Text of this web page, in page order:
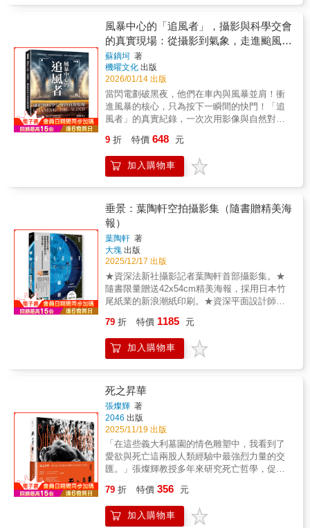
動線規劃◆大眾交通安排與轉乘重點◆拍攝計
熱鬧的都市街角——圍繞富士山的65處絕景攝
點◆東側．山梨縣 河口湖、山中湖、西湖、
精進湖、本栖湖、富士吉田市◆西側．靜岡
縣 朝霧高原、田貫湖、富士宮市、富士市、
靜岡市、伊豆半島◆90+公里之外．特殊望遠視
角 機上視角、鎌倉、江之島、箱根、東京都
內、千葉縣與房總半島每一處攝點皆搭配實拍
經驗，說明適合季節、時間、焦段與拍攝重
候與光影，捕捉獨一無二的絕景瞬間。富士山
限定・經典攝影主題攻略◆專屬富士山的經典
攝影題材 （逆富士・紅富士・赤富士・雲海富
士・銀河富士・笠雲富士）◆四季富士的拍攝
踏入攝影世界的新手，或是追求構圖、光影與
主題表現的進階攝影人，熱愛捕捉旅途美景的
你，都能在這本書，找到屬於自己的拍攝風格
與旅程靈感。
夏神經》，則是藝術家細倉真弓作為一位當代
影像創作者的提問。「電子神經交織遍佈的影
像資料。那份輕盈與沉重。不捏造價值。薄
紙。夏天的完結。」
風暴中心的「追風者」，攝影與科學交會
的真實現場：從攝影到氣象，走進颱風與
龍捲風核心，捕捉自然最驚心動魄的力量
蘇鏑坷 著
機曜文化 出版
2026/01/14 出版
當閃電劃破黑夜，他們在車內與風暴並肩！衝
進風暴的核心，只為按下一瞬間的快門！「追
風者」的真實紀錄，一次次用影像與自然對話
宴，帶你站上風暴中心【追風的起點：攝影與
天空的相遇】本書開篇回顧作者蘇鏑坷從攝影
啟蒙到走入氣象世界的經歷。最初只是單純對
種與世界交流的方式。某次看到國際新聞攝影
比賽中關於颱風的作品，以及電影《龍捲風》
的震撼畫面，讓他開始思考能否親身走進風暴
的核心，以鏡頭捕捉大自然最狂烈的瞬間。這
份熱情成為蘇鏑坷追風旅程的起點，也開啟了
書中一段段驚心動魄的故事。【風暴現場：壯
麗與危險的交織】在進入追風實錄的篇章裡，
蘇鏑坷將讀者帶到追風前線：颱風來襲的沿海
城市、龍捲風肆虐的平原，以及各種強對流風
暴爆發的夜晚。這些場景既展現自然的壯麗，
雨，是科學與藝術的結合，更是一場場對體力
與勇氣的考驗。透過細膩的描寫，讀者彷彿身
歷其境，感受到「風暴中心」既是大自然的試
外衣下的堅持】除了驚心動魄的瞬間，本書更
展現追風背後的日常與堅持。作者詳細描述了
在長途奔波中如何解決食宿問題：為了節省時
間，快餐、麵包與乾糧成為追風者的常態飲
食；在服務區購買補給品、在車內解決三餐，
甚至邊吃邊拍的經歷，都反映出追風生活的現
實與艱辛。這些細節讓讀者看見，浪漫的影像
待。追風不只是一次次「出發－拍攝－歸來」
的行動，更是一種需要耐力、紀律與團隊合作
的生活方式。【影像與意義：科普與藝術的交
9 折 特價 648 元
加入購物車
垂景：葉陶軒空拍攝影集（隨書贈精美海
報）
葉陶軒 著
大塊 出版
2025/12/17 出版
★資深法新社攝影記者葉陶軒首部攝影集。★
隨書限量贈送42x54cm精美海報，採用日本竹
尾紙業的新浪潮紙印刷。★資深平面設計師羅
＆拍攝地點目錄。駕馭飛行之眼，俯瞰垂直景
框中的台灣之美。——資深新聞攝影師葉陶軒
首部作品集☆☆名家共同推薦——何經泰（攝
（《報導者》攝影部主任）、齊廷洹（看見・
齊柏林基金會董事）、陳佳琦（攝影史研究
者）、龔卓軍（臺南市美術館館長）
☆☆☆☆「空拍為我的眼睛裝上翅膀，捕捉到
的大地之美難以想像。」☆☆在法新社從事新
聞攝影三十餘年的資深記者葉陶軒，在人生低
谷時期接觸到空拍攝影，意外地為他開啟了一
扇窗。之後，將長年在第一線新聞現場搶拍畫
面的攝影之眼，往天際拔昇數十公尺，轉為從
眼轉為鷹眼，地表的一切瞬間成了各式各樣的
奧妙圖騰——幾何般的線條、迷幻的色塊和神
79 折 特價 1185 元
加入購物車
死之昇華
張燦輝 著
2046 出版
2025/11/19 出版
「在這些義大利墓園的情色雕塑中，我看到了
愛欲與死亡這兩股人類經驗中最強烈力量的交
匯。」張燦輝教授多年來研究死亡哲學，促使
找人類面對終極課題時的智慧與慰藉。酷愛攝
相的他，將鏡頭對準墓園內栩栩如生的雕像，
展開一場跨越時空的對話：與雕塑家對話，與
79 折 特價 356 元
加入購物車